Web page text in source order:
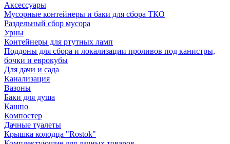
Аксессуары
Мусорные контейнеры и баки для сбора ТКО
Раздельный сбор мусора
Урны
Контейнеры для ртутных ламп
Поддоны для сбора и локализации проливов под канистры,
бочки и еврокубы
Для дачи и сада
Канализация
Вазоны
Баки для душа
Кашпо
Компостер
Дачные туалеты
Крышка колодца "Rostok"